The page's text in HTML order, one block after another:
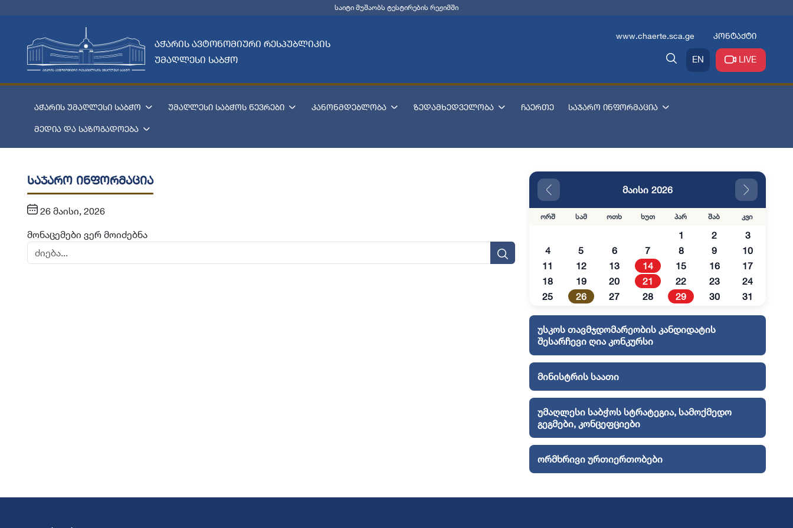
საიტი მუშაობს ტესტირების რეჟიმში
აჭარის ავტონომიური რესპუბლიკის
უმაღლესი საბჭო
www.chaerte.sca.ge კონტაქტი
EN LIVE
აჭარის უმაღლესი საბჭო უმაღლესი საბჭოს წევრები კანონმდებლობა ზედამხედველობა ჩაერთე საჯარო ინფორმაცია
მედია და საზოგადოება
საჯარო ინფორმაცია
26 მაისი, 2026
მონაცემები ვერ მოიძებნა
მაისი 2026
ორშ სამ ოთხ ხუთ პარ შაბ კვი
1 2
3
4
5 6 7 8 9
10
11
12 13 14 15 16
17
18
19 20 21 22 23
24
25
26 27 28 29 30 31
უსკოს თავმჯდომარეობის კანდიდატის
შესარჩევი ღია კონკურსი
მინისტრის საათი
უმაღლესი საბჭოს სტრატეგია, სამოქმედო
გეგმები, კონცეფციები
ორმხრივი ურთიერთობები